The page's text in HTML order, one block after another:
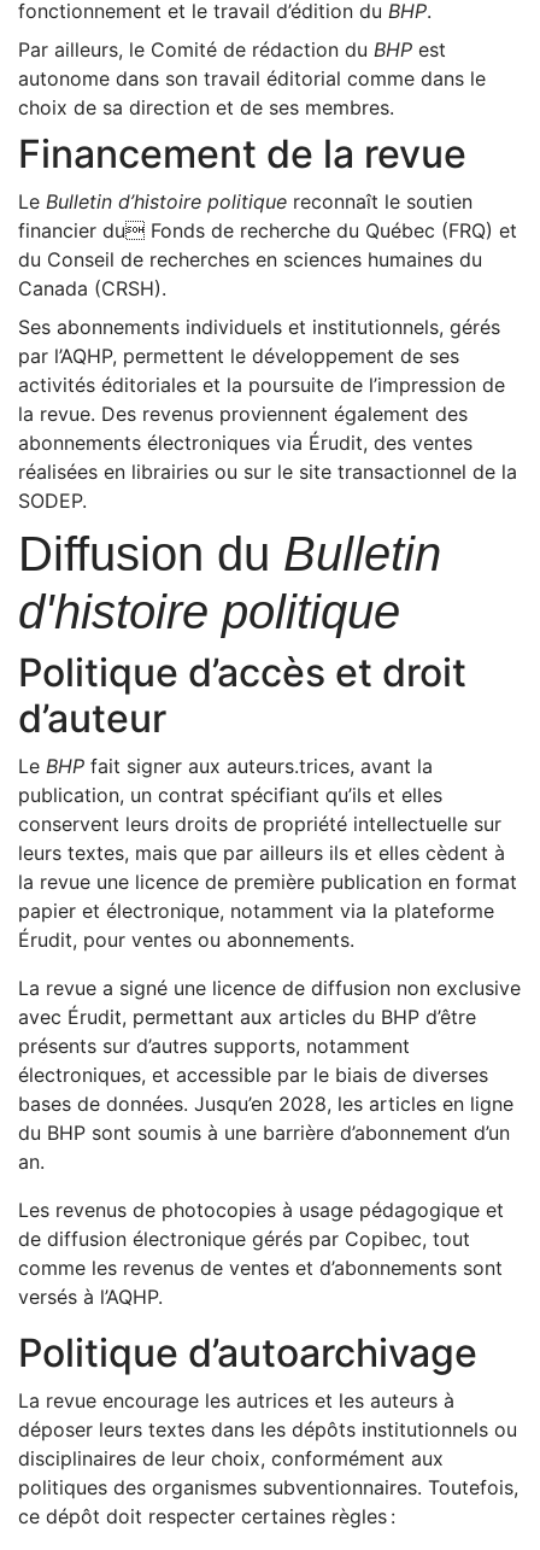
fonctionnement et le travail d’édition du BHP.
Par ailleurs, le Comité de rédaction du BHP est
autonome dans son travail éditorial comme dans le
choix de sa direction et de ses membres.
Financement de la revue
Le Bulletin d’histoire politique reconnaît le soutien
financier du Fonds de recherche du Québec (FRQ) et
du Conseil de recherches en sciences humaines du
Canada (CRSH).
Ses abonnements individuels et institutionnels, gérés
par l’AQHP, permettent le développement de ses
activités éditoriales et la poursuite de l’impression de
la revue. Des revenus proviennent également des
abonnements électroniques via Érudit, des ventes
réalisées en librairies ou sur le site transactionnel de la
SODEP.
Diffusion du Bulletin
d'histoire politique
Politique d’accès et droit
d’auteur
Le BHP fait signer aux auteurs.trices, avant la
publication, un contrat spécifiant qu’ils et elles
conservent leurs droits de propriété intellectuelle sur
leurs textes, mais que par ailleurs ils et elles cèdent à
la revue une licence de première publication en format
papier et électronique, notamment via la plateforme
Érudit, pour ventes ou abonnements.
La revue a signé une licence de diffusion non exclusive
avec Érudit, permettant aux articles du BHP d’être
présents sur d’autres supports, notamment
électroniques, et accessible par le biais de diverses
bases de données. Jusqu’en 2028, les articles en ligne
du BHP sont soumis à une barrière d’abonnement d’un
an.
Les revenus de photocopies à usage pédagogique et
de diffusion électronique gérés par Copibec, tout
comme les revenus de ventes et d’abonnements sont
versés à l’AQHP.
Politique d’autoarchivage
La revue encourage les autrices et les auteurs à
déposer leurs textes dans les dépôts institutionnels ou
disciplinaires de leur choix, conformément aux
politiques des organismes subventionnaires. Toutefois,
ce dépôt doit respecter certaines règles :